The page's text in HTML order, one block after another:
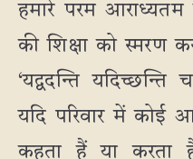
हमारे परम आराध्यतम
की शिक्षा को स्मरण
‘यद्वदन्ति यदिच्छन्ति
यदि परिवार में कोई
कहता हैं या करता